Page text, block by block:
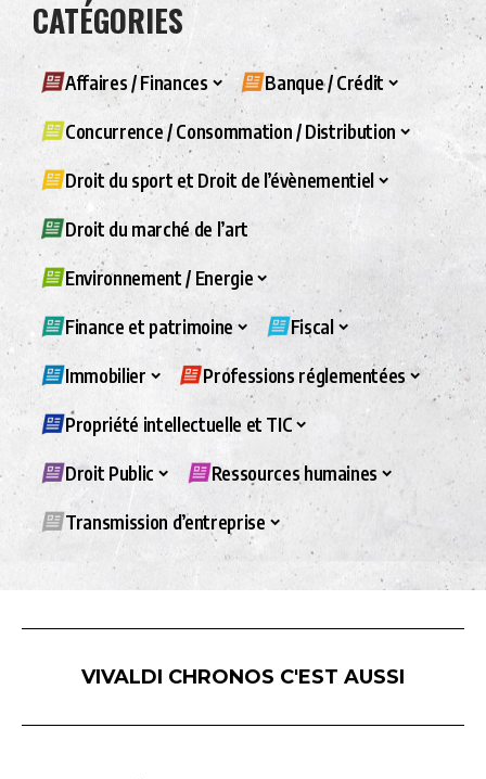
CATÉGORIES
Affaires / Finances Banque / Crédit
Concurrence / Consommation / Distribution
Droit du sport et Droit de l’évènementiel
Droit du marché de l’art
Environnement / Energie
Finance et patrimoine Fiscal
Immobilier Professions réglementées
Propriété intellectuelle et TIC
Droit Public Ressources humaines
Transmission d’entreprise
VIVALDI CHRONOS C'EST AUSSI